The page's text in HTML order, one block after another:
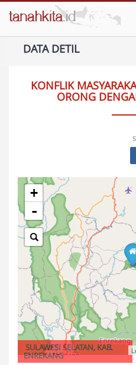
DATA DETIL
KONFLIK
ORONG
+
-
SULAWESI SELATAN, KAB.
ENREKANG